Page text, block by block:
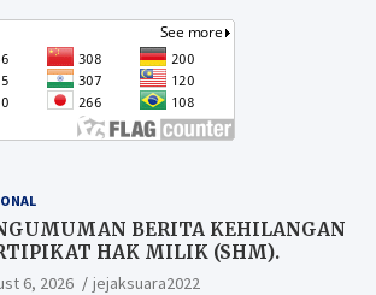
BERITA KEHILANGAN
HAK MILIK (SHM).
6, 2026 jejaksuara2022